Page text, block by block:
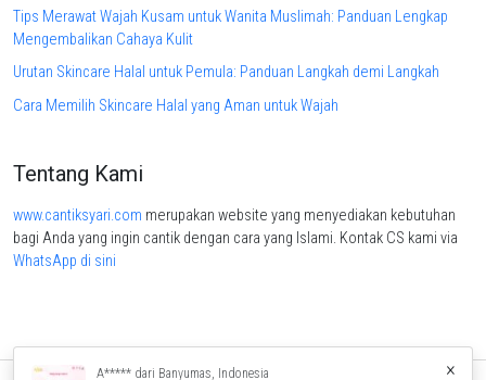
Tips Merawat Wajah Kusam untuk Wanita Muslimah: Panduan Lengkap
Mengembalikan Cahaya Kulit
Urutan Skincare Halal untuk Pemula: Panduan Langkah demi Langkah
Cara Memilih Skincare Halal yang Aman untuk Wajah
Tentang Kami
www.cantiksyari.com merupakan website yang menyediakan kebutuhan
bagi Anda yang ingin cantik dengan cara yang Islami. Kontak CS kami via
WhatsApp di sini
×
A***** dari Banyumas, Indonesia